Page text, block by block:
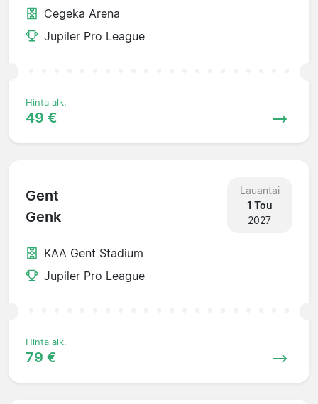
Cegeka Arena
Jupiler Pro League
Hinta alk.
49 €
Gent
Genk
Lauantai
1 Tou
2027
KAA Gent Stadium
Jupiler Pro League
Hinta alk.
79 €